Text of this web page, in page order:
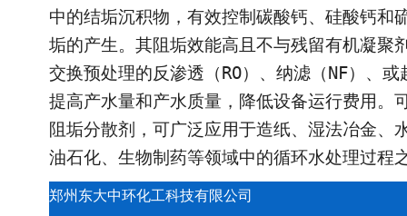
中的结垢沉积物，有效控制碳酸钙、硅酸钙和
垢的产生。其阻垢效能高且不与残留有机凝聚
交换预处理的反渗透（ RO）、纳滤（ NF）、或
提高产水量和产水质量，降低设备运行费用。
阻垢分散剂，可广泛应用于造纸、湿法冶金、
油石化、生物制药等领域中的循环水处理过程
郑州东大中环化工科技有限公司